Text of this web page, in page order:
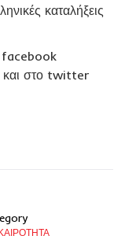
καταλήξεις
facebook
στο twitter